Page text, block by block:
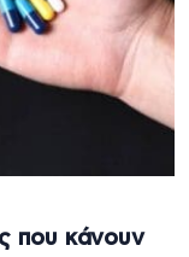
που κάνουν